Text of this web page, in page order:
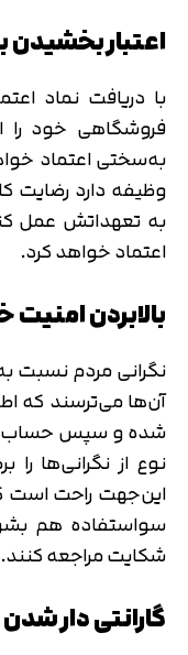
اعتبار
با دریافت نماد
فروشگاهی خود را
به‌سختی اعتماد
وظیفه دارد
به تعهداتش عمل
اعتماد خواهد کرد.
بالا‌بردن امنیت
نگرانی مردم نسبت
آن‌ها می‌ترسند که
شده و سپس
نوع از نگرانی‌ها
این‌جهت راحت است
سواستفاده هم
شکایت مراجعه کنند.
گارانتی دار